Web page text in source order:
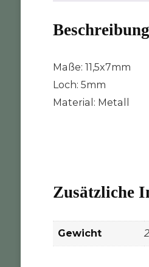
Beschreibung
Maße: 11,5x7mm
Loch: 5mm
Material: Metall
Zusätzliche
Gewicht